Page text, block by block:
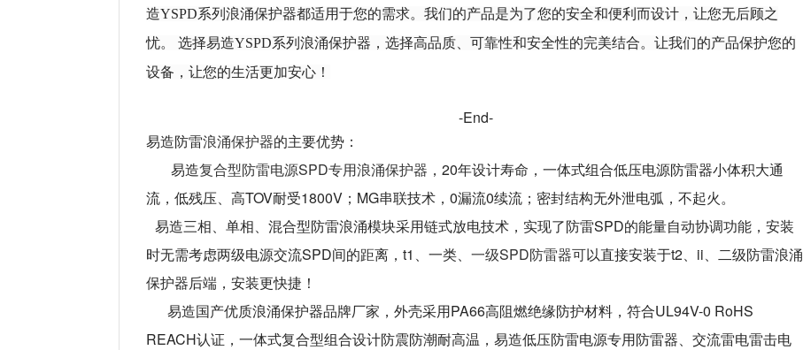
造YSPD系列浪涌保护器都适用于您的需求。我们的产品是为了您的安全和便利而设计，让您无后顾之
忧。 选择易造YSPD系列浪涌保护器，选择高品质、可靠性和安全性的完美结合。让我们的产品保护您的
设备，让您的生活更加安心！
-End-
易造防雷浪涌保护器的主要优势：
易造复合型防雷电源SPD专用浪涌保护器 ，20年设计寿命，一体式组合低压电源防雷器小体积大通
流，低残压、高TOV耐受1800V；MG串联技术，0漏流0续流；密封结构无外泄电弧，不起火。
易造三相、单相、混合型防雷浪涌模块采用链式放电技术，实现了防雷SPD的能量自动协调功能，安装
时无需考虑两级电源交流SPD间的距离，t1、一类、一级SPD防雷器可以直接安装于t2、ii、二级防雷浪涌
保护器后端，安装更快捷！
易造国产优质浪涌保护器品牌厂家，外壳采用PA66高阻燃绝缘防护材料，符合UL94V-0 RoHS
REACH认证，一体式复合型组合设计防震防潮耐高温，易造低压防雷电源专用防雷器、交流雷电雷击电